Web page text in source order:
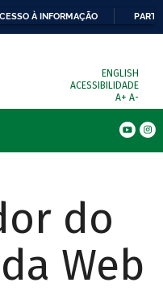
À INFORMAÇÃO
ENGLISH
ACESSIBILIDADE
A+ A-
do
Web